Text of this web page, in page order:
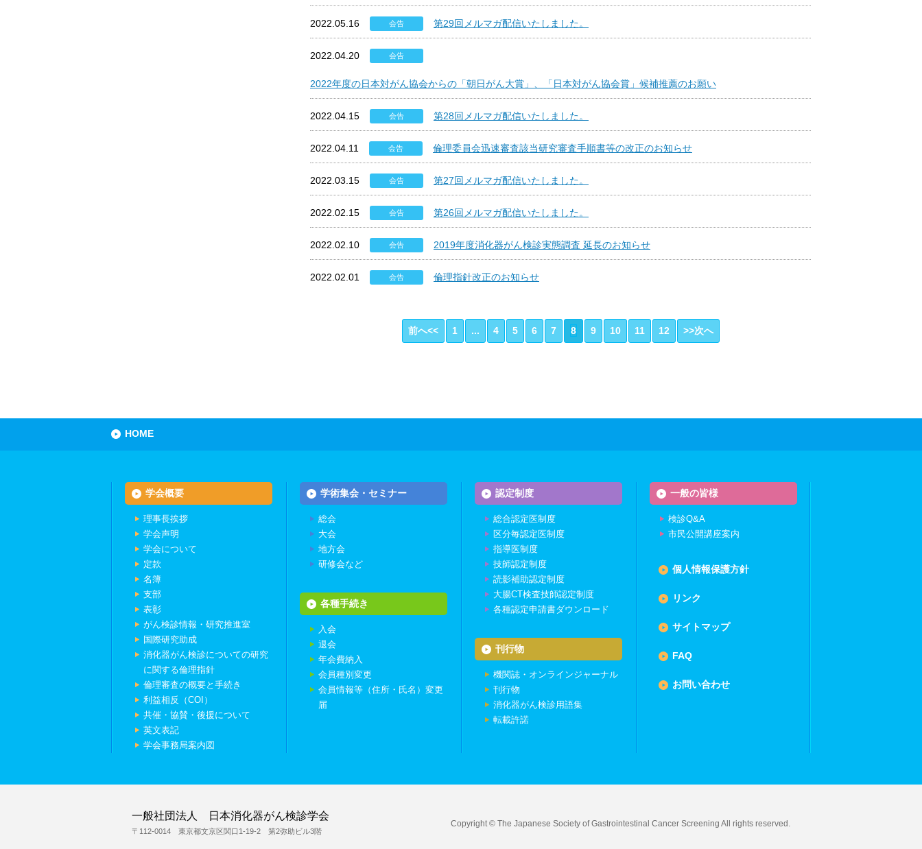
2022.05.16 会告 第29回メルマガ配信いたしました。
2022.04.20 会告
2022年度の日本対がん協会からの「朝日がん大賞」、「日本対がん協会賞」候補推薦のお願い
2022.04.15 会告 第28回メルマガ配信いたしました。
2022.04.11 会告 倫理委員会迅速審査該当研究審査手順書等の改正のお知らせ
2022.03.15 会告 第27回メルマガ配信いたしました。
2022.02.15 会告 第26回メルマガ配信いたしました。
2022.02.10 会告 2019年度消化器がん検診実態調査 延長のお知らせ
2022.02.01 会告 倫理指針改正のお知らせ
前へ<< 1 ... 4 5 6 7 8 9 10 11 12 >>次へ
HOME
学会概要
理事長挨拶
学会声明
学会について
定款
名簿
支部
表彰
がん検診情報・研究推進室
国際研究助成
消化器がん検診についての研究
に関する倫理指針
倫理審査の概要と手続き
利益相反（COI）
共催・協賛・後援について
英文表記
学会事務局案内図
学術集会・セミナー
総会
大会
地方会
研修会など
各種手続き
入会
退会
年会費納入
会員種別変更
会員情報等（住所・氏名）変更
届
認定制度
総合認定医制度
区分毎認定医制度
指導医制度
技師認定制度
読影補助認定制度
大腸CT検査技師認定制度
各種認定申請書ダウンロード
刊行物
機関誌・オンラインジャーナル
刊行物
消化器がん検診用語集
転載許諾
一般の皆様
検診Q&A
市民公開講座案内
個人情報保護方針
リンク
サイトマップ
FAQ
お問い合わせ
一般社団法人 日本消化器がん検診学会
〒112-0014 東京都文京区関口1-19-2 第2弥助ビル3階
Copyright © The Japanese Society of Gastrointestinal Cancer Screening All rights reserved.